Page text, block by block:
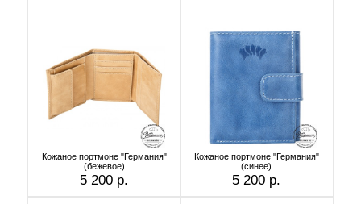
Кожаное портмоне "Германия"
(бежевое)
5 200 р.
Кожаное портмоне "Германия"
(cинее)
5 200 р.